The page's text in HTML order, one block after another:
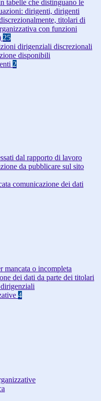
tabelle che distinguano le
dirigenti, dirigenti
titolari di
con funzioni
25
dirigenziali discrezionali
disponibili
2
dal rapporto di lavoro
da pubblicare sul sito
comunicazione dei dati
mancata o incompleta
dei dati da parte dei titolari
4